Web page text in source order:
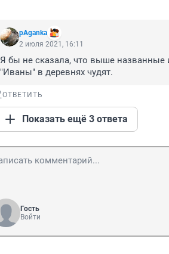
pAganka
2 июля 2021, 16:11
Я бы не сказала, что выше названные
"Иваны" в деревнях чудят.
ОТВЕТИТЬ
Показать ещё 3 ответа
Гость
Войти